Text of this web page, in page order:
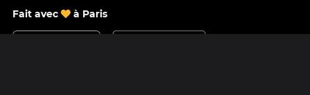
Fait avec à Paris